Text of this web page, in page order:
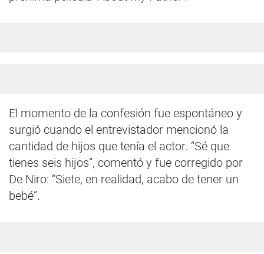
El momento de la confesión fue espontáneo y
surgió cuando el entrevistador mencionó la
cantidad de hijos que tenía el actor. “Sé que
tienes seis hijos”, comentó y fue corregido por
De Niro: “Siete, en realidad, acabo de tener un
bebé”.